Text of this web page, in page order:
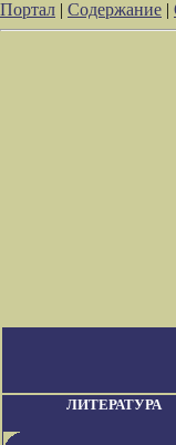
Портал | Содержание |
ЛИТЕРАТУРА